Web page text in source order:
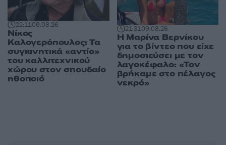
22:1109.08.26
Νίκος
Καλογερόπουλος: Τα
συγκινητικά «αντίο»
του καλλιτεχνικού
χώρου στον σπουδαίο
ηθοποιό
21:3109.08.26
Η Μαρίνα Βερνίκου
για το βίντεο που είχε
δημοσιεύσει με τον
λαγοκέφαλο: «Τον
βρήκαμε στο πέλαγος
νεκρό»